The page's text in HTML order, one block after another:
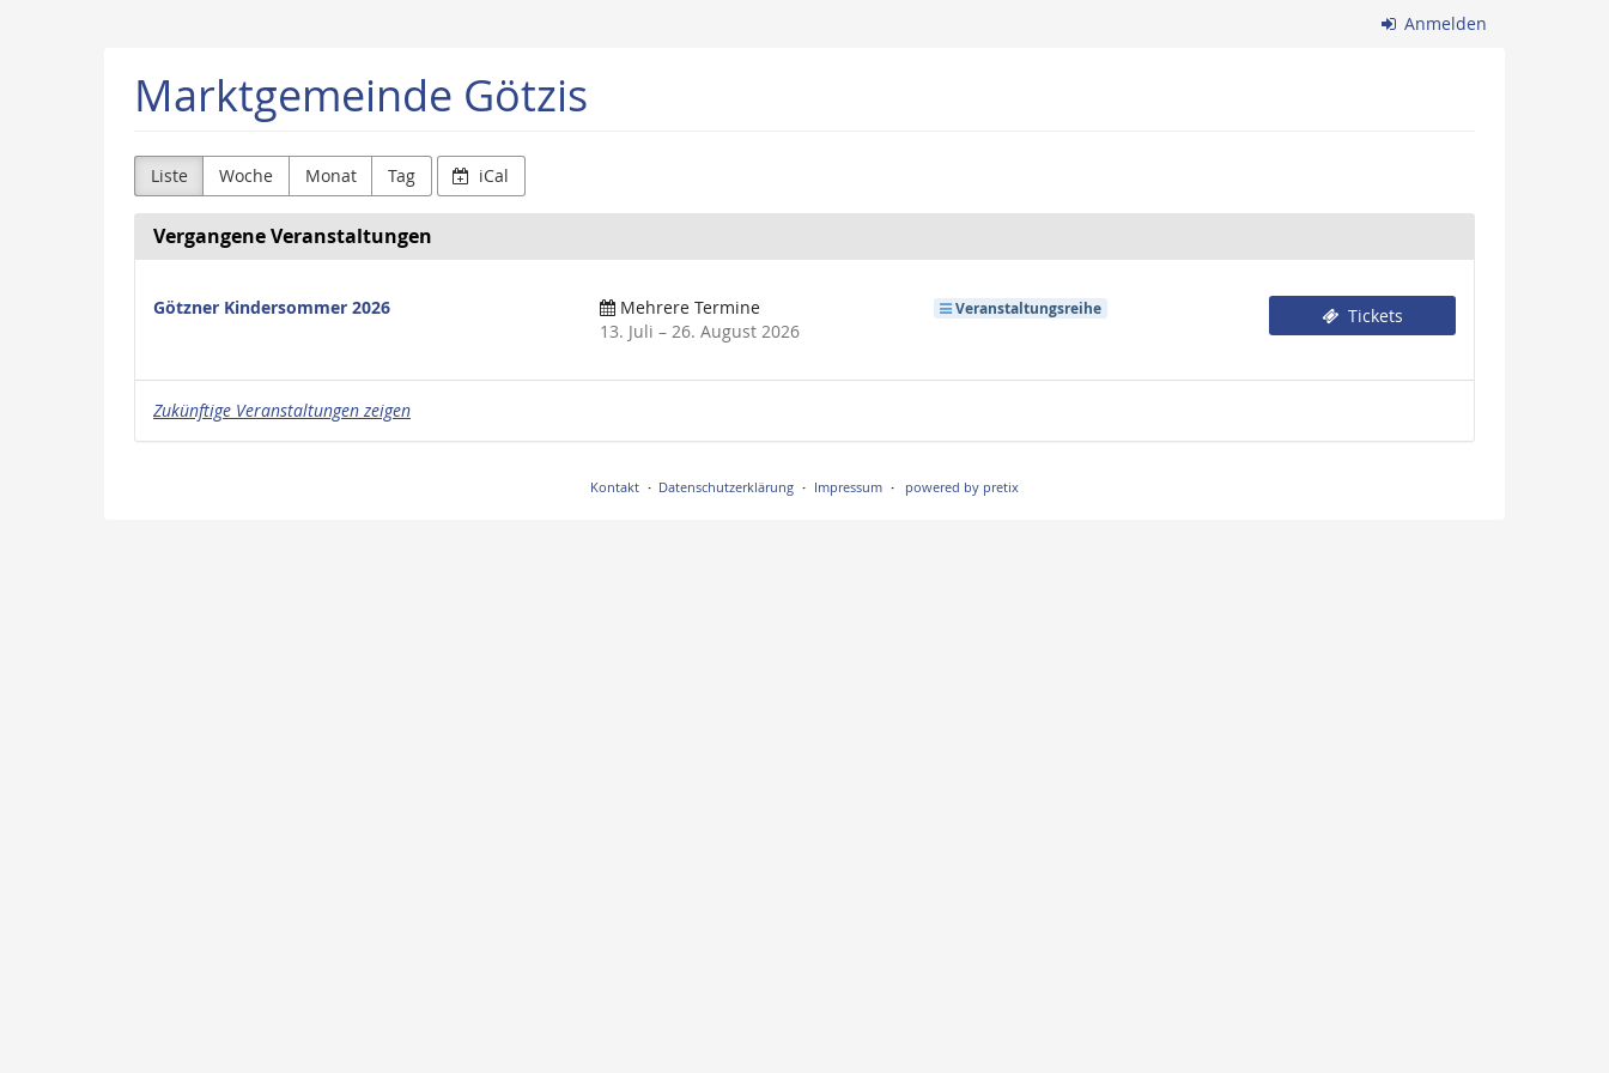
Anmelden
Marktgemeinde Götzis
Liste Woche Monat Tag iCal
Vergangene Veranstaltungen
Götzner Kindersommer 2026
Mehrere Termine
13. Juli –bis
26. August 2026
Veranstaltungsreihe Tickets
Zukünftige Veranstaltungen zeigen
Kontakt Datenschutzerklärung Impressum powered by pretix